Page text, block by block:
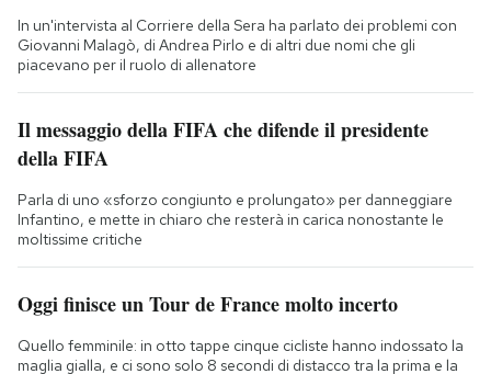
In un'intervista al Corriere della Sera ha parlato dei problemi con
Giovanni Malagò, di Andrea Pirlo e di altri due nomi che gli
piacevano per il ruolo di allenatore
Il messaggio della FIFA che difende il presidente
della FIFA
Parla di uno «sforzo congiunto e prolungato» per danneggiare
Infantino, e mette in chiaro che resterà in carica nonostante le
moltissime critiche
Oggi finisce un Tour de France molto incerto
Quello femminile: in otto tappe cinque cicliste hanno indossato la
maglia gialla, e ci sono solo 8 secondi di distacco tra la prima e la